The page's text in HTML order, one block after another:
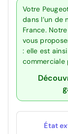
Votre
dans l’un de
France.
vous
: elle est
commerciale
État